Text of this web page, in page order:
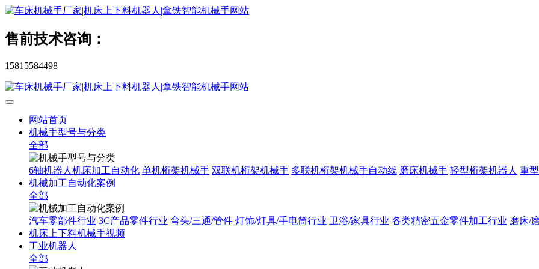
售前技术咨询：
15815584498
网站首页
机械手型号与分类
全部
6轴机器人机床加工自动化 单机桁架机械手 双联机桁架机械手 多联机桁架机械手自动线 磨床机械手 轻型桁架机器人 重
机械加工自动化案例
全部
汽车零部件行业 3C产品零件行业 弯头/三通/管件 灯饰/灯具/手电筒行业 卫浴/家具行业 各类精密五金零件加工行业 磨床/
机床上下料机械手视频
工业机器人
全部